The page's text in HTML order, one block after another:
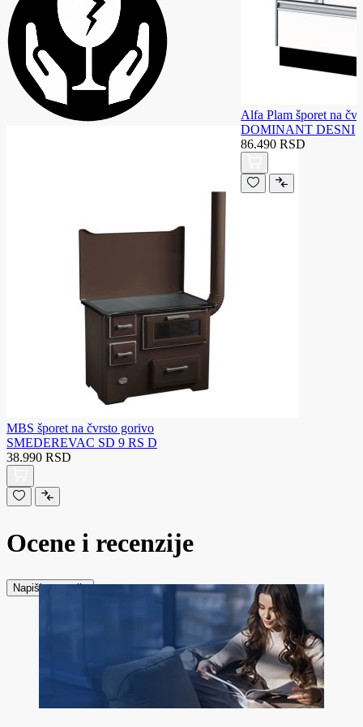
MBS šporet na čvrsto gorivo
SMEDEREVAC SD 9 RS D
38.990 RSD
Alfa Plam šporet na
DOMINANT DESNI
86.490 RSD
Ocene i recenzije
Napiši recenziju